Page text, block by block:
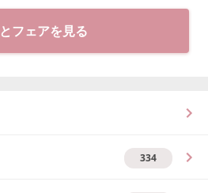
フェアを見る
334